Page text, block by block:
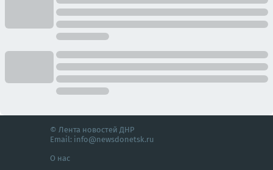
© Лента новостей ДНР
Email: info@newsdonetsk.ru
О нас